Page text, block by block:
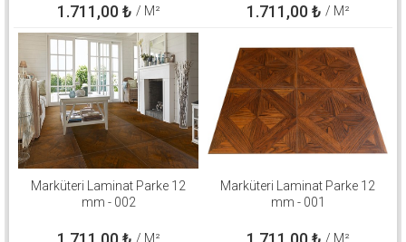
1.711,00₺ / M² 1.711,00₺ / M²
Marküteri Laminat Parke 12
mm - 002
/ M²
Marküteri Laminat Parke 12
mm - 001
/ M²